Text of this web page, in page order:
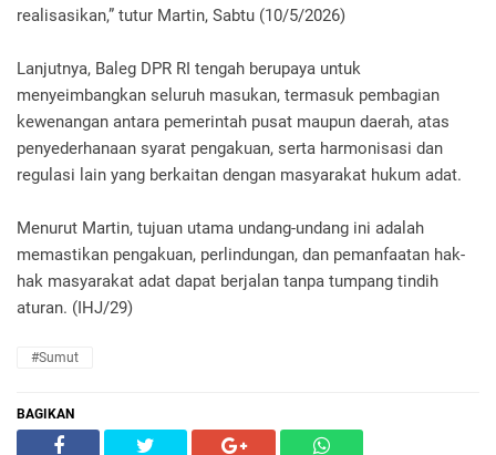
realisasikan,” tutur Martin, Sabtu (10/5/2026)
Lanjutnya, Baleg DPR RI tengah berupaya untuk
menyeimbangkan seluruh masukan, termasuk pembagian
kewenangan antara pemerintah pusat maupun daerah, atas
penyederhanaan syarat pengakuan, serta harmonisasi dan
regulasi lain yang berkaitan dengan masyarakat hukum adat.
Menurut Martin, tujuan utama undang-undang ini adalah
memastikan pengakuan, perlindungan, dan pemanfaatan hak-
hak masyarakat adat dapat berjalan tanpa tumpang tindih
aturan. (IHJ/29)
#Sumut
BAGIKAN